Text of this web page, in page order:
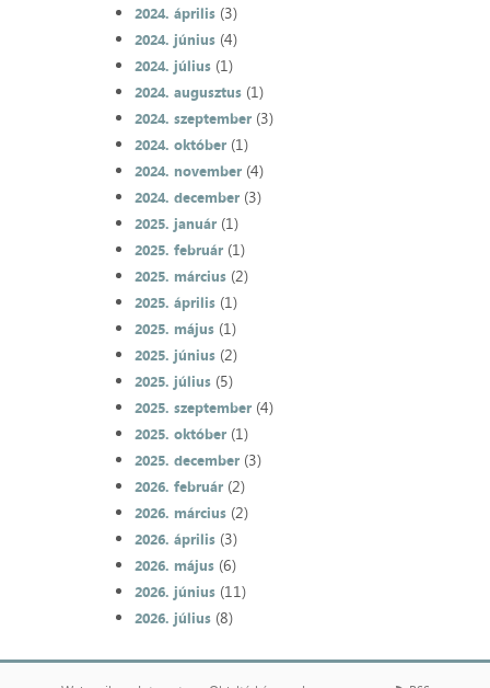
2024. április(3)
2024. június(4)
2024. július(1)
2024. augusztus(1)
2024. szeptember(3)
2024. október(1)
2024. november(4)
2024. december(3)
2025. január(1)
2025. február(1)
2025. március(2)
2025. április(1)
2025. május(1)
2025. június(2)
2025. július(5)
2025. szeptember(4)
2025. október(1)
2025. december(3)
2026. február(2)
2026. március(2)
2026. április(3)
2026. május(6)
2026. június(11)
2026. július(8)